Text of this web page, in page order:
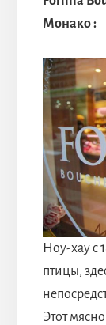
Монако :
Ноу-хау с
птицы,
Этот